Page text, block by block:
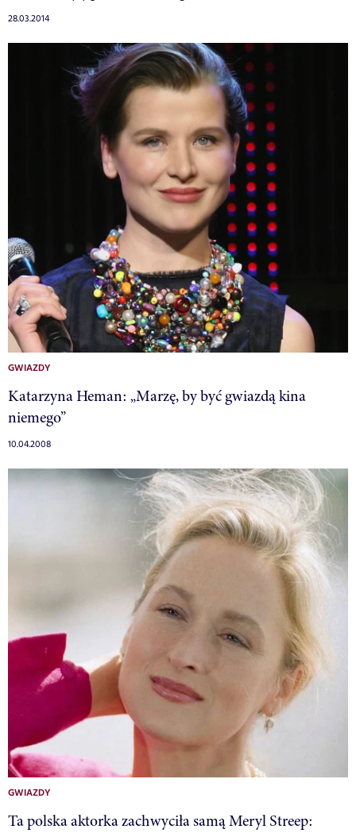
28.03.2014
GWIAZDY
Katarzyna Heman: „Marzę, by być gwiazdą kina
niemego”
10.04.2008
GWIAZDY
Ta polska aktorka zachwyciła samą Meryl Streep: